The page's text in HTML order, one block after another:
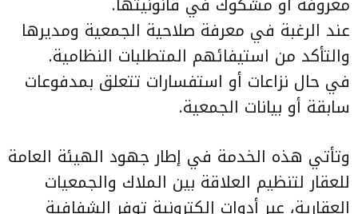
عند الرغبة في معرفة صلاحية الجمعية ومديرها
والتأكد من استيفائهم المتطلبات النظامية.
في حال نزاعات أو استفسارات تتعلق بمدفوعات
سابقة أو بيانات الجمعية.
وتأتي هذه الخدمة في إطار جهود الهيئة العامة
للعقار لتنظيم العلاقة بين الملاك والجمعيات
العقارية، عبر أدوات إلكترونية توفر الشفافية